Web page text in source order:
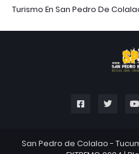
Turismo En San Pedro De
San Pedro de Colalao -